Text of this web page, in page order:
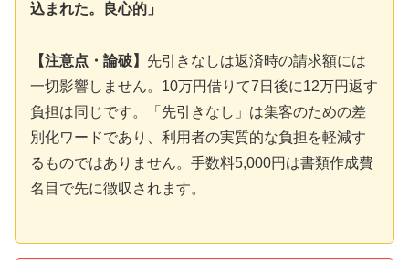
込まれた。良心的」
【注意点・論破】 先引きなしは返済時の請求額には
一切影響しません。10万円借りて7日後に12万円返す
負担は同じです。「先引きなし」は集客のための差
別化ワードであり、利用者の実質的な負担を軽減す
るものではありません。手数料5,000円は書類作成費
名目で先に徴収されます。